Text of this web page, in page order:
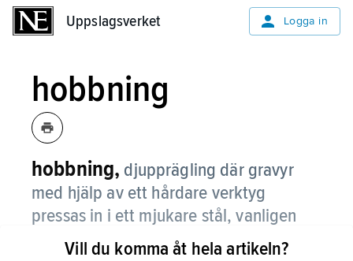
Uppslagsverket Logga in
hobbning
hobbning, djupprägling där gravyr
med hjälp av ett hårdare verktyg
pressas in i ett mjukare stål, vanligen
verktygsstål.
Vill du komma åt hela artikeln?